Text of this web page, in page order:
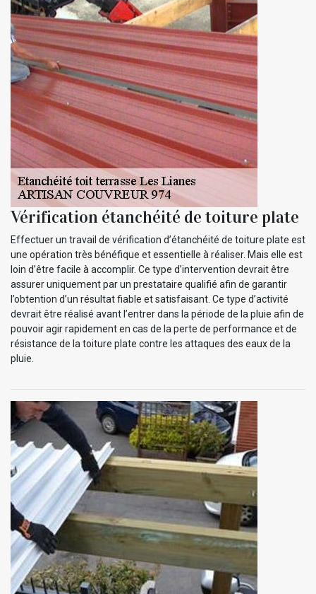
Vérification étanchéité de toiture plate
Effectuer un travail de vérification d’étanchéité de toiture plate est
une opération très bénéfique et essentielle à réaliser. Mais elle est
loin d’être facile à accomplir. Ce type d’intervention devrait être
assurer uniquement par un prestataire qualifié afin de garantir
l’obtention d’un résultat fiable et satisfaisant. Ce type d’activité
devrait être réalisé avant l’entrer dans la période de la pluie afin de
pouvoir agir rapidement en cas de la perte de performance et de
résistance de la toiture plate contre les attaques des eaux de la
pluie.